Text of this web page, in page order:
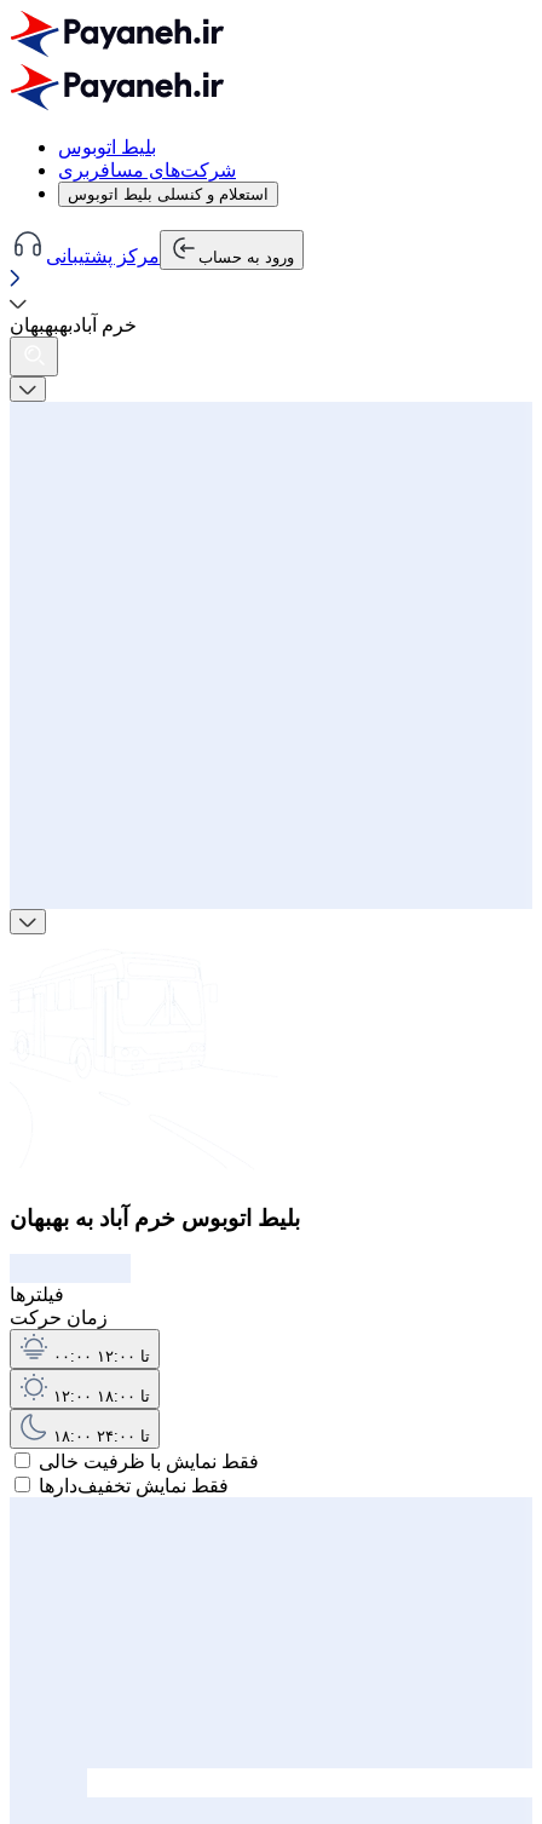
بلیط اتوبوس
شرکت‌های مسافربری
استعلام و کنسلی بلیط اتوبوس
مرکز پشتیبانی ورود به حساب
خرم آبادبهبهبهان
بلیط اتوبوس خرم آباد به بهبهان
فیلترها
زمان حرکت
۰۰:۰۰ تا ۱۲:۰۰
۱۲:۰۰ تا ۱۸:۰۰
۱۸:۰۰ تا ۲۴:۰۰
فقط نمایش با ظرفیت خالی
فقط نمایش تخفیف‌دارها